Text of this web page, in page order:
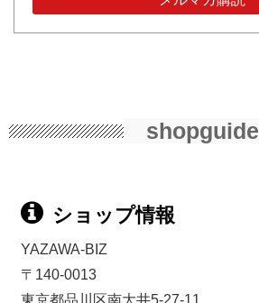
shopguide
ショップ情報
YAZAWA-BIZ
〒140-0013